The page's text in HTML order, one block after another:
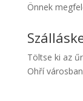
Transzfer
Kiwi
Taxi
Önnek
Töltse ki az
Ohří